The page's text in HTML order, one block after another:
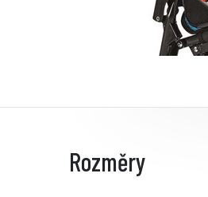
Rozměry